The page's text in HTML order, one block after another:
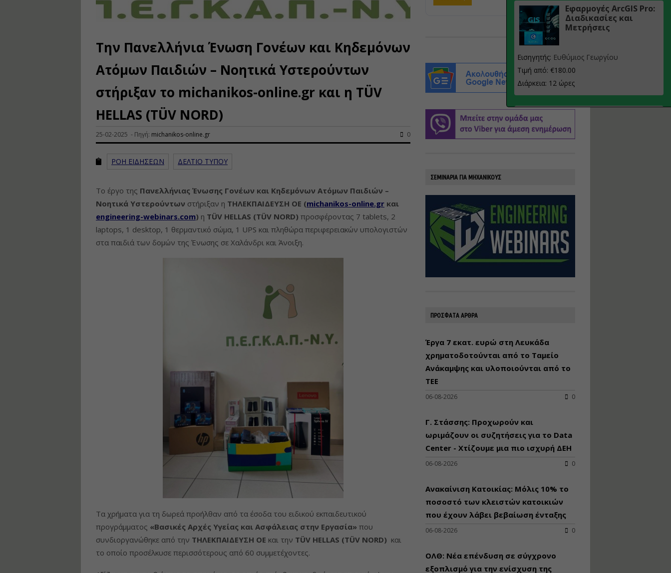
Την Πανελλήνια Ένωση Γονέων και Κηδεμόνων
Ατόμων Παιδιών – Νοητικά Υστερούντων
στήριξαν το michanikos-online.gr και η TÜV
HELLAS (TÜV NORD)
25-02-2025 - Πηγή: michanikos-online.gr 0
ΡΟΗ ΕΙΔΗΣΕΩΝ ΔΕΛΤΙΟ ΤΥΠΟΥ
Το έργο της Πανελλήνιας Ένωσης Γονέων και Κηδεμόνων Ατόμων Παιδιών –
Νοητικά Υστερούντων στήριξαν η ΤΗΛΕΚΠΑΙΔΕΥΣΗ ΟΕ (michanikos-online.gr και
engineering-webinars.com) η TÜV HELLAS (TÜV NORD) προσφέροντας 7 tablets, 2
laptops, 1 desktop, 1 θερμαντικό σώμα, 1 UPS και πληθώρα περιφερειακών υπολογιστών
στα παιδιά των δομών της Ένωσης σε Χαλάνδρι και Άνοιξη.
Τα χρήματα για τη δωρεά προήλθαν από τα έσοδα του ειδικού εκπαιδευτικού
προγράμματος «Βασικές Αρχές Υγείας και Ασφάλειας στην Εργασία» που
συνδιοργανώθηκε από την ΤΗΛΕΚΠΑΙΔΕΥΣΗ ΟΕ και την TÜV HELLAS (TÜV NORD) και
το οποίο προσέλκυσε περισσότερους από 60 συμμετέχοντες.
ΣΕΜΙΝΑΡΙΑ ΓΙΑ ΜΗΧΑΝΙΚΟΥΣ
ΠΡΟΣΦΑΤΑ ΑΡΘΡΑ
Έργα 7 εκατ. ευρώ στη Λευκάδα
χρηματοδοτούνται από το Ταμείο
Ανάκαμψης και υλοποιούνται από το
ΤΕΕ
06-08-2026 0
Γ. Στάσσης: Προχωρούν και
ωριμάζουν οι συζητήσεις για το Data
Center - Χτίζουμε μια πιο ισχυρή ΔΕΗ
06-08-2026 0
Ανακαίνιση Κατοικίας: Μόλις 10% το
ποσοστό των κλειστών κατοικιών
που έχουν λάβει βεβαίωση ένταξης
06-08-2026 0
ΟΛΘ: Νέα επένδυση σε σύγχρονο
εξοπλισμό για την ενίσχυση της
Εφαρμογές ArcGIS Pro:
Διαδικασίες και
Μετρήσεις
Εισηγητής: Ευθύμιος Γεωργίου
Τιμή από: €180.00
Διάρκεια: 12 ώρες
υλοποίηση
φωτοβολταϊκών
Τιμή από: €230.00
Διάρκεια: 16 ώρες
Αρχιτεκτονικός
Σχεδιασμός με το
Rhinoceros
κoλυμβητικής
υδατοδεξαμενής
Χρήστος Ροδόπουλος
Διάρκεια: 14 ώρες
Διαδικασία
αδειοδότησης και
έκδοσης
κατάταξης
Εισηγητές:
Γραμματή Μπακλατσή
Νικόλαος Σαρούκος
Διάρκεια: 8 ώρες